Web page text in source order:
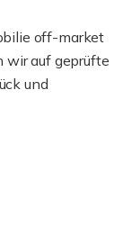
off-market
wir auf geprüfte
und